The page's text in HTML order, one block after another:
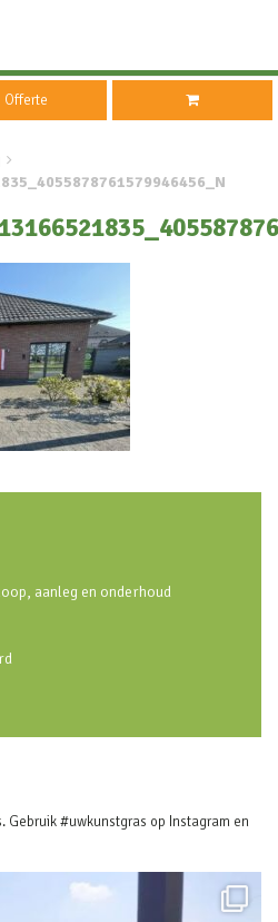
Offerte
aanleg en onderhoud
#uwkunstgras op Instagram en